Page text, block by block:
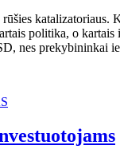
katalizatoriaus.
politika, o kartais
nes prekybininkai